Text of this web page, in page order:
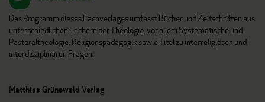
Das Programm dieses Fachverlages umfasst Bücher und Zeitschriften aus
unterschiedlichen Fächern der Theologie, vor allem Systematische und
Pastoraltheologie, Religionspädagogik sowie Titel zu interreligiösen und
interdisziplinären Fragen.
Matthias Grünewald Verlag